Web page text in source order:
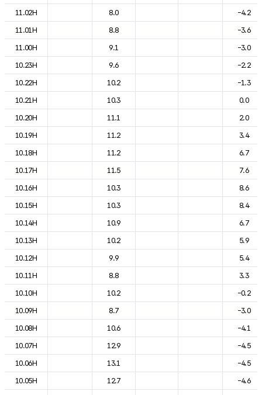
11.02H
8.0
-4.2
11.01H
8.8
-3.6
11.00H
9.1
-3.0
10.23H
9.6
-2.2
10.22H
10.2
-1.3
10.21H
10.3
0.0
10.20H
11.1
2.0
10.19H
11.2
3.4
10.18H
11.2
6.7
10.17H
11.5
7.6
10.16H
10.3
8.6
10.15H
10.3
8.4
10.14H
10.9
6.7
10.13H
10.2
5.9
10.12H
9.9
5.4
10.11H
8.8
3.3
10.10H
10.2
-0.2
10.09H
8.7
-3.0
10.08H
10.6
-4.1
10.07H
12.9
-4.5
10.06H
13.1
-4.5
10.05H
12.7
-4.6